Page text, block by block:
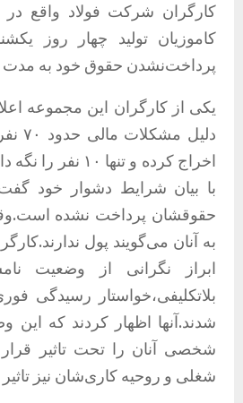
کارگران شرکت فولاد واقع در
پرداخت‌نشدن حقوق خود به مدت
یکی از کارگران این مجموعه
دلیل
اخراج کرده و تنها
با بیان شرایط دشوار خود
حقوقشان پرداخت نشده
به آنان می‌گویند پول
ابراز نگرانی از وضعیت
بلاتکلیفی،خواستار رسیدگی
شدند.آنها اظهار کردند که این
شخصی آنان را تحت تاثیر قرار
شغلی و روحیه کاری‌شان نیز